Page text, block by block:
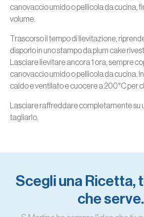
canovaccio umido o pellicola da cucina,
volume.
Trascorso il tempo di lievitazione,
disporlo in uno stampo da plum cake
Lasciare lievitare ancora 1 ora, sempre
canovaccio umido o pellicola da cucina.
caldo e ventilato e cuocere a 200°C per
Lasciare raffreddare completamente su
tagliarlo.
Scegli una Ricetta,
che serve.